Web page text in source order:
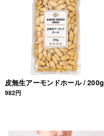
皮無生アーモンドホール / 200g
982円